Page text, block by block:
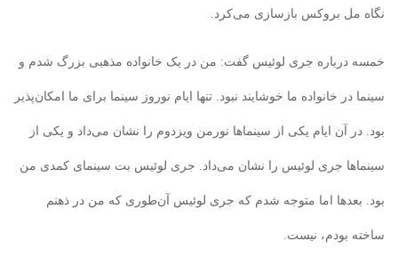
نگاه مل بروکس بازسازی می‌کرد.
خمسه درباره جری لوئیس گفت: من در یک خانواده مذهبی بزرگ شدم و
سینما در خانواده ما خوشایند نبود. تنها ایام نوروز سینما برای ما امکان‌پذیر
بود. در آن ایام یکی از سینماها نورمن ویزدوم را نشان می‌داد و یکی از
سینماها جری لوئيس را نشان می‌داد.‌ جری لوئیس بت سینمای کمدی من
بود. بعدها اما متوجه شدم که جری لوئيس آن‌طوری که من در ذهنم
ساخته بودم، نیست.